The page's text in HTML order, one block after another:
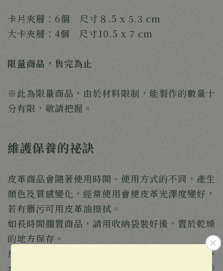
卡片夾層：6個 尺寸８.5 x 5.3 cm
大卡夾層：4個 尺寸10.5 x 7 cm
限量商品，售完為止
※此為限量商品，由於材料限制，能製作的數量十
分有限，敬請把握。
維護保養的祕訣
皮革商品會隨著使用時間、使用方式的不同，產生
顏色及質感變化，經常使用會使皮革光澤度變好，
若有髒污可用皮革油擦拭。
如長時間擱置商品，請用收納袋裝好後，置於乾燥
的地方保存。
皮革商品請避免碰水，商品如果碰水，有可能留下
水痕，請用乾布輕輕擦拭後，放在陰涼處陰乾，並